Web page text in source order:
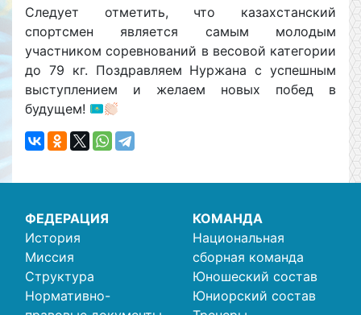
Следует отметить, что казахстанский
спортсмен является самым молодым
участником соревнований в весовой категории
до 79 кг. Поздравляем Нуржана с успешным
выступлением и желаем новых побед в
будущем!
ФЕДЕРАЦИЯ
История
Миссия
Структура
Нормативно-
КОМАНДА
Национальная
сборная команда
Юношеский состав
Юниорский состав